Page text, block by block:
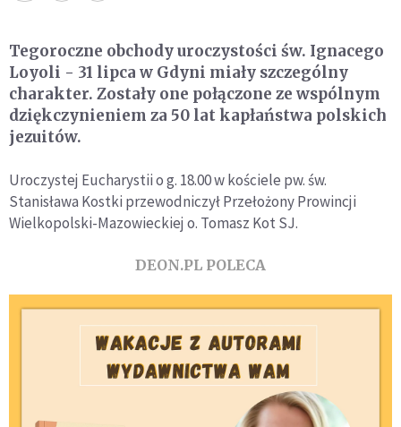
Tegoroczne obchody uroczystości św. Ignacego
Loyoli - 31 lipca w Gdyni miały szczególny
charakter. Zostały one połączone ze wspólnym
dziękczynieniem za 50 lat kapłaństwa polskich
jezuitów.
Uroczystej Eucharystii o g. 18.00 w kościele pw. św.
Stanisława Kostki przewodniczył Przełożony Prowincji
Wielkopolski-Mazowieckiej o. Tomasz Kot SJ.
DEON.PL POLECA